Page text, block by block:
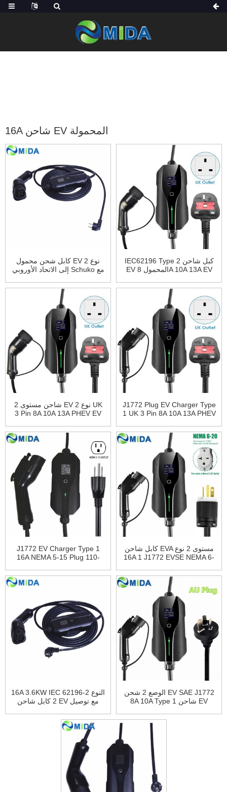
16A شاحن EV المحمولة
كابل شحن محمول EV نوع 2
إلى الاتحاد الأوروبي Schuko مع
قابل للتعديل
IEC62196 Type 2 كبل شاحن
EV المحمول 8A 10A 13A EV
التوصيل 3 دبوس مركبة كهربائية
شاحن مستوى 2 EV نوع 2 UK
3 Pin 8A 10A 13A PHEV EV
J1772 Plug EV Charger Type
1 UK 3 Pin 8A 10A 13A PHEV
J1772 EV Charger Type 1
16A NEMA 5-15 Plug 110-
Station for Tesla Model X، S
كابل شاحن EVA مستوى 2 نوع
16A 1 J1772 EVSE NEMA 6-
كهربائية ذكية EVSE
16A 3.6KW IEC 62196-2 النوع
2 كابل شاحن EV مع توصيل
السيارة الكهربائية
الوضع 2 شحن EV SAE J1772
8A 10A Type 1 شاحن EV
أستراليا